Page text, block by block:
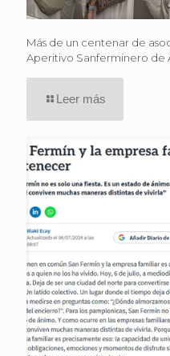
Más de un centenar de
Aperitivo Sanferminero de
Leer más